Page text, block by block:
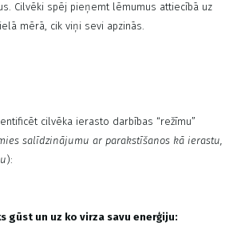
Cilvēki spēj pieņemt lēmumus attiecībā uz
mērā, cik viņi sevi apzinās.
cilvēka ierasto darbības “režīmu”
salīdzinājumu ar parakstīšanos kā ierastu,
):
gūst un uz ko virza savu enerģiju: